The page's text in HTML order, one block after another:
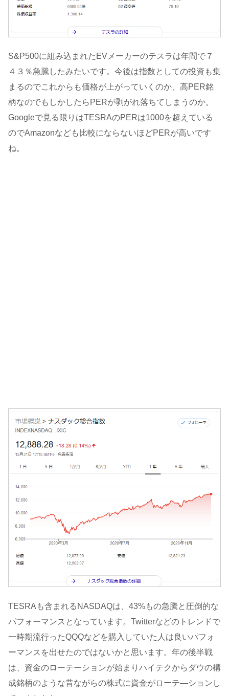
S&P500に組み込まれたEVメーカーのテスラは年間で７
４３％急騰したみたいです。今後は指数としての投資も集
まるのでこれからも価格が上がっていくのか、高PER銘
柄なのでもしかしたらPERが剥がれ落ちてしまうのか。
Googleで見る限りはTESRAのPERは1000を超えている
のでAmazonなども比較にならないほどPERが高いです
ね。
TESRAも含まれるNASDAQは、43%もの急騰と圧倒的な
パフォーマンスとなっています。Twitterなどのトレンドで
一時期流行ったQQQなどを購入していた人は良いパフォ
ーマンスを出せたのではないかと思います。年の後半戦
は、資金のローテーションが始まりハイテクからダウの構
成銘柄のような昔ながらの株式に資金がローテ―ションし